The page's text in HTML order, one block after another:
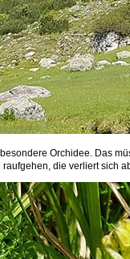
Orchidee. Das
die verliert sich